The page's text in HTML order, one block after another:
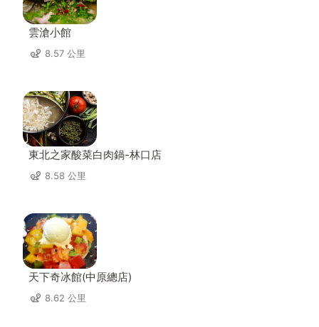
雲滄小館
8.57 公里
東北之家酸菜白肉鍋-林口店
8.58 公里
天下奇冰館(中原總店)
8.62 公里